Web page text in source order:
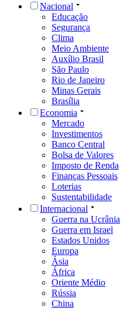
Nacional
Educação
Segurança
Clima
Meio Ambiente
Auxílio Brasil
São Paulo
Rio de Janeiro
Minas Gerais
Brasília
Economia
Mercado
Investimentos
Banco Central
Bolsa de Valores
Imposto de Renda
Finanças Pessoais
Loterias
Sustentabilidade
Internacional
Guerra na Ucrânia
Guerra em Israel
Estados Unidos
Europa
Ásia
África
Oriente Médio
Rússia
China